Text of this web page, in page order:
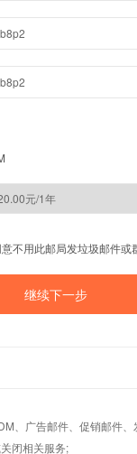
不用此邮局发垃圾邮件或
、广告邮件、促销邮件
闭相关服务;